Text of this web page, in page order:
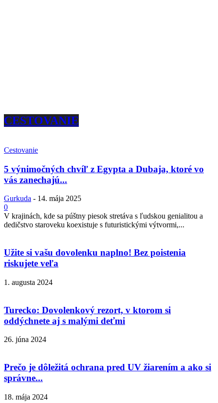
CESTOVANIE
Cestovanie
5 výnimočných chvíľ z Egypta a Dubaja, ktoré vo
vás zanechajú...
Gurkuda - 14. mája 2025
0
V krajinách, kde sa púštny piesok stretáva s ľudskou genialitou a
dedičstvo staroveku koexistuje s futuristickými výtvormi,...
Užite si vašu dovolenku naplno! Bez poistenia
riskujete veľa
1. augusta 2024
Turecko: Dovolenkový rezort, v ktorom si
oddýchnete aj s malými deťmi
26. júna 2024
Prečo je dôležitá ochrana pred UV žiarením a ako si
správne...
18. mája 2024